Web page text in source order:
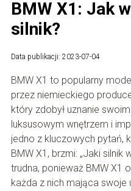
BMW X1: Jak
silnik?
Data publikacji: 2023-07-04
BMW X1 to popularny
przez niemieckiego
który zdobył uznanie
luksusowym wnętrzem i
jedno z kluczowych pytań,
BMW X1, brzmi: „Jaki
trudna, ponieważ BMW X1
każda z nich mająca swoje